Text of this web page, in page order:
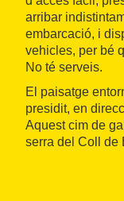
arribar
embarcació, i
vehicles, per bé
No té serveis.
El paisatge
presidit, en
Aquest cim de
serra del Coll de
per la ruta